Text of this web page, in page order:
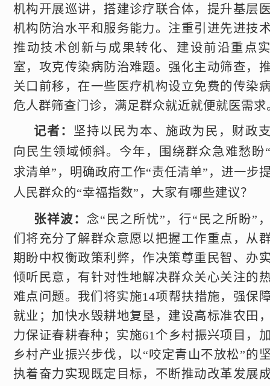
机构开展巡讲，搭建诊疗联合体，提升基层
机构防治水平和服务能力。注重引进先进技
推动技术创新与成果转化、建设前沿重点
室，攻克传染病防治难题。强化主动筛查，
关口前移，在一些医疗机构设立免费的传染
危人群筛查门诊，满足群众就近就便就医需求
记者： 坚持以民为本、施政为民，财政
向民生领域倾斜。今年，围绕群众急难愁盼
求清单”，明确政府工作“责任清单”，进一步
人民群众的“幸福指数”，大家有哪些建议？
张祥波： 念“民之所忧”，行“民之所盼”
们将充分了解群众意愿以把握工作重点，从
期盼中权衡政策利弊，作决策尊重民智、办
倾听民意，有针对性地解决群众关心关注的
难点问题。我们将实施14项帮扶措施，强保
就业；加快水毁耕地复垦，建设高标准农田
力保证春耕春种；实施61个乡村振兴项目，
乡村产业振兴步伐，以“咬定青山不放松”的
执着奋力实现既定目标，不断推动改革发展